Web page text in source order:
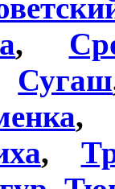
,
Сугаш
,